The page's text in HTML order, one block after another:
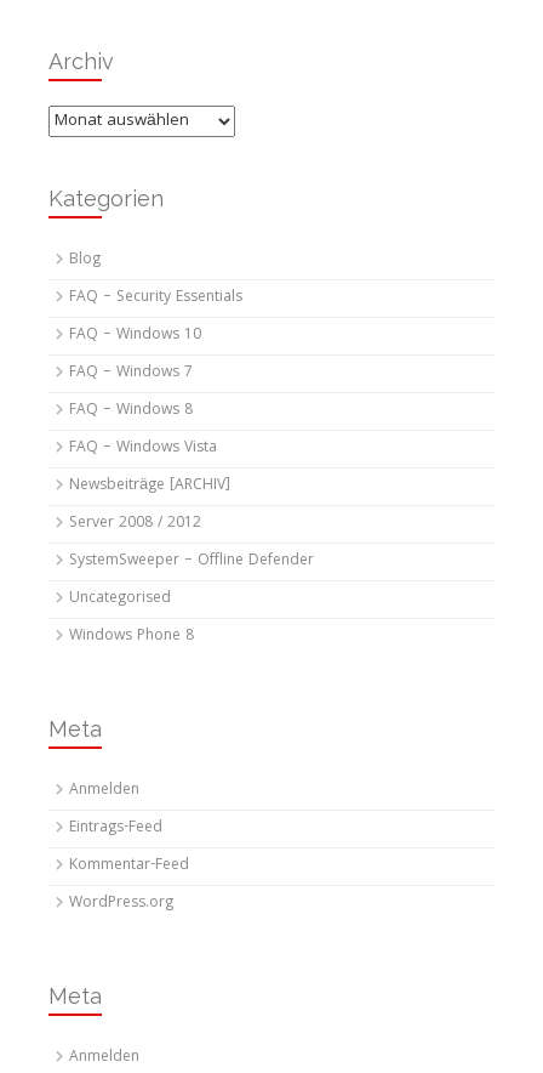
Archiv
Archiv
Kategorien
Blog
FAQ – Security Essentials
FAQ – Windows 10
FAQ – Windows 7
FAQ – Windows 8
FAQ – Windows Vista
Newsbeiträge [ARCHIV]
Server 2008 / 2012
SystemSweeper – Offline Defender
Uncategorised
Windows Phone 8
Meta
Anmelden
Eintrags-Feed
Kommentar-Feed
WordPress.org
Meta
Anmelden